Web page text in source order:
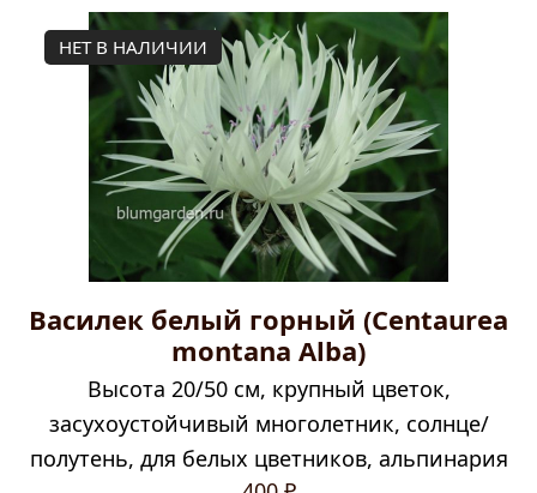
НЕТ В НАЛИЧИИ
Василек белый горный (Centaurea
montana Alba)
Высота 20/50 см, крупный цветок,
засухоустойчивый многолетник, солнце/
полутень, для белых цветников, альпинария